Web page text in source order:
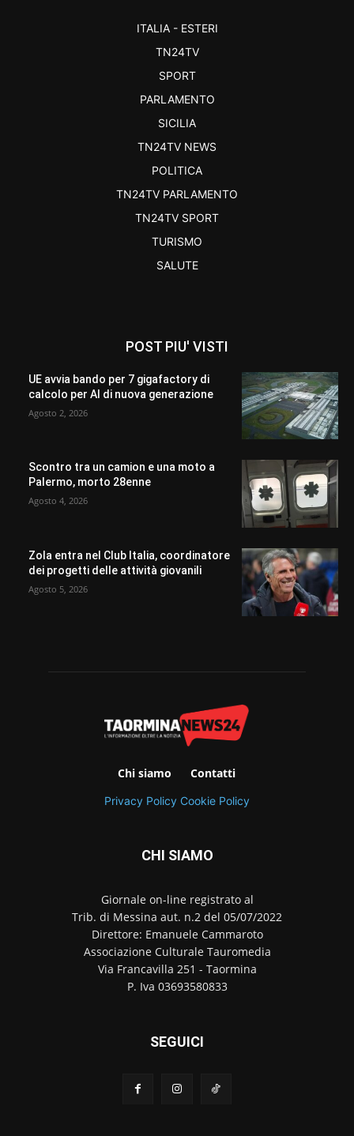
ITALIA - ESTERI
TN24TV
SPORT
PARLAMENTO
SICILIA
TN24TV NEWS
POLITICA
TN24TV PARLAMENTO
TN24TV SPORT
TURISMO
SALUTE
POST PIU' VISTI
UE avvia bando per 7 gigafactory di
calcolo per AI di nuova generazione
Agosto 2, 2026
Scontro tra un camion e una moto a
Palermo, morto 28enne
Agosto 4, 2026
Zola entra nel Club Italia, coordinatore
dei progetti delle attività giovanili
Agosto 5, 2026
Chi siamo Contatti
Privacy Policy Cookie Policy
CHI SIAMO
Giornale on-line registrato al
Trib. di Messina aut. n.2 del 05/07/2022
Direttore: Emanuele Cammaroto
Associazione Culturale Tauromedia
Via Francavilla 251 - Taormina
P. Iva 03693580833
SEGUICI